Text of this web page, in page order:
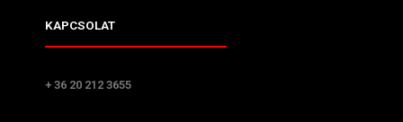
KAPCSOLAT
+ 36 20 212 3655